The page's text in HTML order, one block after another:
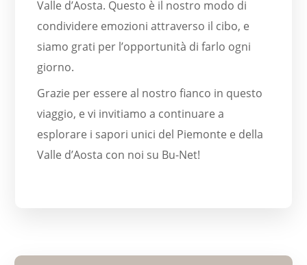
Valle d’Aosta. Questo è il nostro modo di
condividere emozioni attraverso il cibo, e
siamo grati per l’opportunità di farlo ogni
giorno.
Grazie per essere al nostro fianco in questo
viaggio, e vi invitiamo a continuare a
esplorare i sapori unici del Piemonte e della
Valle d’Aosta con noi su Bu-Net!